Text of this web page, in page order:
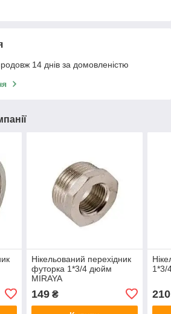
14 днів за домовленістю
Нікельований перехідник
футорка 1*3/4 дюйм
MIRAYA
149₴
1*3/
210